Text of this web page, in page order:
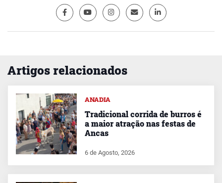
Artigos relacionados
ANADIA
Tradicional corrida de burros é
a maior atração nas festas de
Ancas
6 de Agosto, 2026